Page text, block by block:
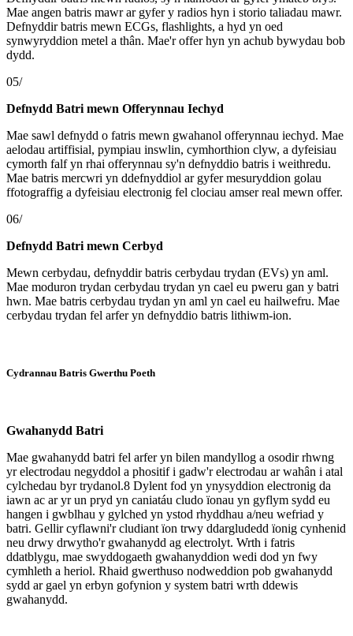
Mae angen batris mawr ar gyfer y radios hyn i storio taliadau mawr.
Defnyddir batris mewn ECGs, flashlights, a hyd yn oed
synwyryddion metel a thân. Mae'r offer hyn yn achub bywydau bob
dydd.
05/
Defnydd Batri mewn Offerynnau Iechyd
Mae sawl defnydd o fatris mewn gwahanol offerynnau iechyd. Mae
aelodau artiffisial, pympiau inswlin, cymhorthion clyw, a dyfeisiau
cymorth falf yn rhai offerynnau sy'n defnyddio batris i weithredu.
Mae batris mercwri yn ddefnyddiol ar gyfer mesuryddion golau
ffotograffig a dyfeisiau electronig fel clociau amser real mewn offer.
06/
Defnydd Batri mewn Cerbyd
Mewn cerbydau, defnyddir batris cerbydau trydan (EVs) yn aml.
Mae moduron trydan cerbydau trydan yn cael eu pweru gan y batri
hwn. Mae batris cerbydau trydan yn aml yn cael eu hailwefru. Mae
cerbydau trydan fel arfer yn defnyddio batris lithiwm-ion.
Cydrannau Batris Gwerthu Poeth
Gwahanydd Batri
Mae gwahanydd batri fel arfer yn bilen mandyllog a osodir rhwng
yr electrodau negyddol a phositif i gadw'r electrodau ar wahân i atal
cylchedau byr trydanol.8 Dylent fod yn ynysyddion electronig da
iawn ac ar yr un pryd yn caniatáu cludo ïonau yn gyflym sydd eu
hangen i gwblhau y gylched yn ystod rhyddhau a/neu wefriad y
batri. Gellir cyflawni'r cludiant ïon trwy ddargludedd ïonig cynhenid
​​​​neu drwy drwytho'r gwahanydd ag electrolyt. Wrth i fatris
ddatblygu, mae swyddogaeth gwahanyddion wedi dod yn fwy
cymhleth a heriol. Rhaid gwerthuso nodweddion pob gwahanydd
sydd ar gael yn erbyn gofynion y system batri wrth ddewis
gwahanydd.